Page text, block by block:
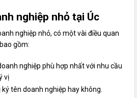
nghiệp nhỏ tại Úc
nghiệp nhỏ, có một vài điều quan
gồm:
nghiệp phù hợp nhất với nhu cầu
vị
tên doanh nghiệp hay không.